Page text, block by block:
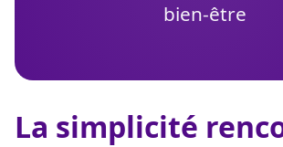
bien-être
La simplicité